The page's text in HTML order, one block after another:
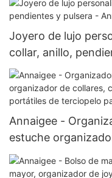
Joyero de lujo
collar, anillo,
Annaigee -
estuche
almacenamiento
para viajes con